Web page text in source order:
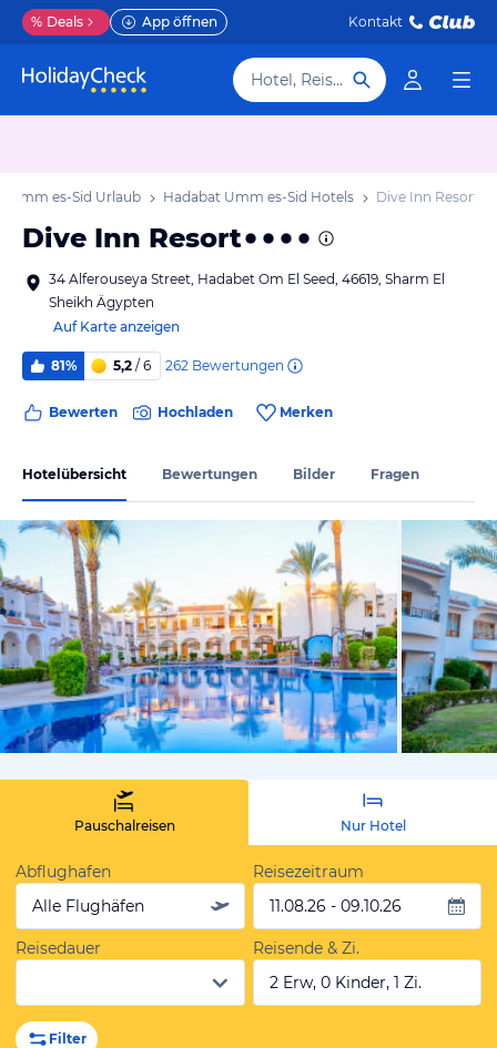
% Deals App öffnen Kontakt
Hotel, Reiseziel
Umm es-Sid Urlaub Hadabat Umm es-Sid Hotels Dive Inn Resort
Dive Inn Resort
34 Alferouseya Street, Hadabet Om El Seed, 46619, Sharm El
Sheikh Ägypten
Auf Karte anzeigen
81% 5,2 / 6 262 Bewertungen
Bewerten Hochladen Merken
Hotelübersicht Bewertungen Bilder Fragen
vom
Pauschalreisen Nur Hotel
Abflughafen
Alle Flughäfen
Reisezeitraum
11.08.26 - 09.10.26
Reisedauer
Reisende & Zi.
2 Erw, 0 Kinder, 1 Zi.
Filter